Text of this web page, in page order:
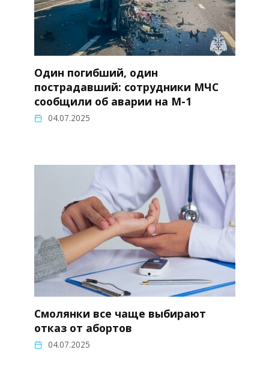
Один погибший, один
пострадавший: сотрудники МЧС
сообщили об аварии на М-1
04.07.2025
Смолянки все чаще выбирают
отказ от абортов
04.07.2025